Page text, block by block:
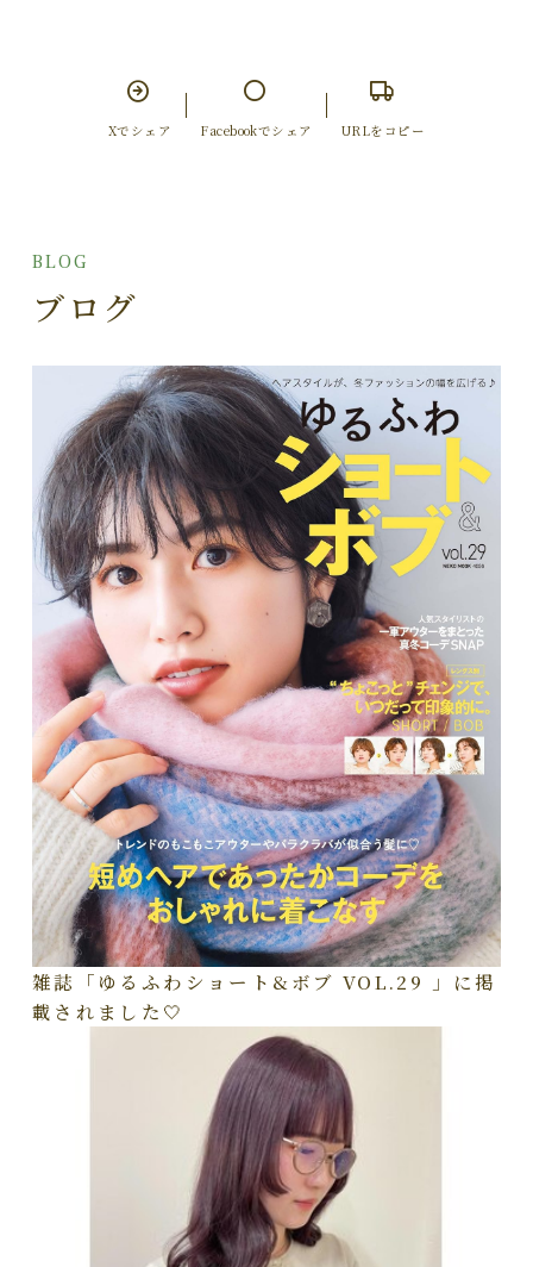
Xでシェア Facebookでシェア URLをコピー
BLOG
ブログ
雑誌「ゆるふわショート&ボブ VOL.29 」に掲
載されました🤍